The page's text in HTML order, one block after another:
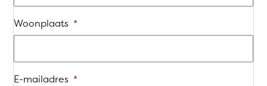
Woonplaats *
E-mailadres *